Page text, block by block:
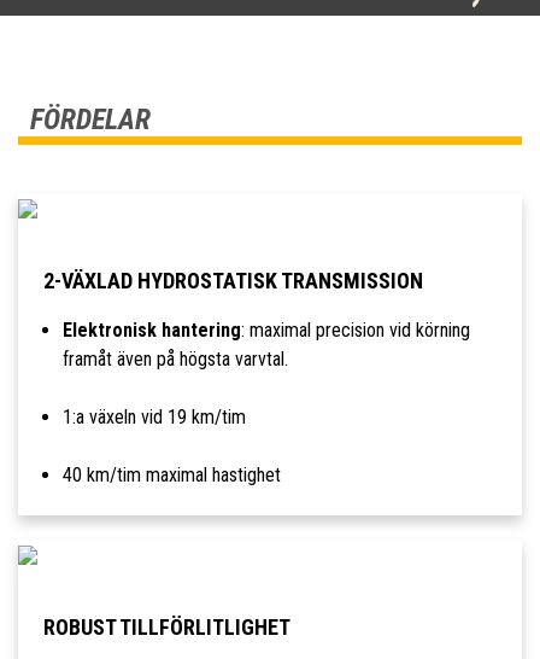
FÖRDELAR
2-VÄXLAD HYDROSTATISK TRANSMISSION
Elektronisk hantering: maximal precision vid körning
framåt även på högsta varvtal.
1:a växeln vid 19 km/tim
40 km/tim maximal hastighet
ROBUST TILLFÖRLITLIGHET